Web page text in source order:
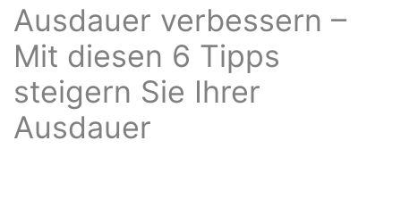
Ausdauer verbessern –
Mit diesen 6 Tipps
steigern Sie Ihrer
Ausdauer